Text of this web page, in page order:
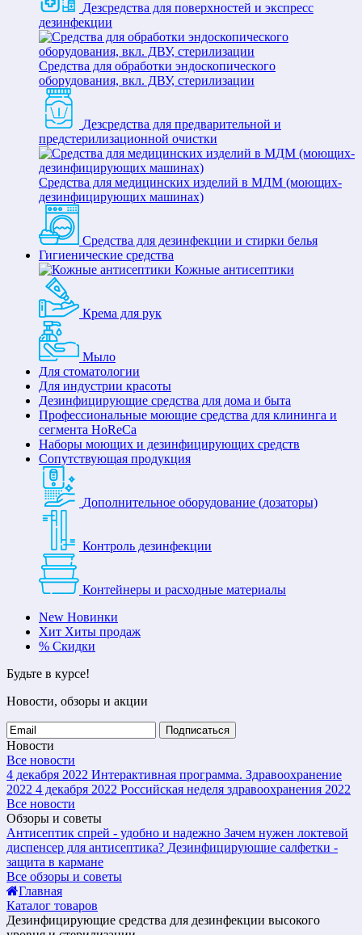
Дезсредства для поверхностей и экспресс
дезинфекции
Средства для обработки эндоскопического
оборудования, вкл. ДВУ, стерилизации
Дезсредства для предварительной и
предстерилизационной очистки
Средства для медицинских изделий в МДМ (моющих-
дезинфицирующих машинах)
Средства для дезинфекции и стирки белья
Гигиенические средства
Кожные антисептики
Крема для рук
Мыло
Для стоматологии
Для индустрии красоты
Дезинфицирующие средства для дома и быта
Профессиональные моющие средства для клининга и
сегмента HoReCa
Наборы моющих и дезинфицирующих средств
Сопутствующая продукция
Дополнительное оборудование (дозаторы)
Контроль дезинфекции
Контейнеры и расходные материалы
New Новинки
Хит Хиты продаж
% Скидки
Будьте в курсе!
Новости, обзоры и акции
Подписаться
Новости
Все новости
4 декабря 2022 Интерактивная программа. Здравоохранение
2022 4 декабря 2022 Российская неделя здравоохранения 2022
Все новости
Обзоры и советы
Антисептик спрей - удобно и надежно Зачем нужен локтевой
диспенсер для антисептика? Дезинфицирующие салфетки -
защита в кармане
Все обзоры и советы
Главная
Каталог товаров
Дезинфицирующие средства для дезинфекции высокого